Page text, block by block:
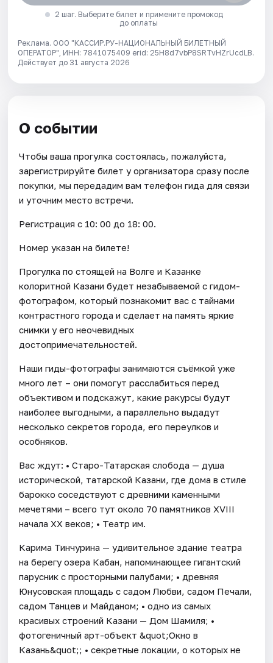
2 шаг. Выберите билет и примените промокод
до оплаты
Реклама. ООО "КАССИР.РУ-НАЦИОНАЛЬНЫЙ БИЛЕТНЫЙ
ОПЕРАТОР", ИНН: 7841075409 erid: 25H8d7vbP8SRTvHZrUcdLB.
Действует до 31 августа 2026
О событии
Чтобы ваша прогулка состоялась, пожалуйста,
зарегистрируйте билет у организатора сразу после
покупки, мы передадим вам телефон гида для связи
и уточним место встречи.
Регистрация с 10: 00 до 18: 00.
Номер указан на билете!
Прогулка по стоящей на Волге и Казанке
колоритной Казани будет незабываемой с гидом-
фотографом, который познакомит вас с тайнами
контрастного города и сделает на память яркие
снимки у его неочевидных
достопримечательностей.
Наши гиды-фотографы занимаются съёмкой уже
много лет – они помогут расслабиться перед
объективом и подскажут, какие ракурсы будут
наиболее выгодными, а параллельно выдадут
несколько секретов города, его переулков и
особняков.
Вас ждут: • Старо-Татарская слобода — душа
исторической, татарской Казани, где дома в стиле
барокко соседствуют с древними каменными
мечетями – всего тут около 70 памятников XVIII
начала XX веков; • Театр им.
Карима Тинчурина — удивительное здание театра
на берегу озера Кабан, напоминающее гигантский
парусник с просторными палубами; • древняя
Юнусовская площадь с садом Любви, садом Печали,
садом Танцев и Майданом; • одно из самых
красивых строений Казани — Дом Шамиля; •
фотогеничный арт-объект &quot;Окно в
Казань&quot;; • секретные локации, о которых не